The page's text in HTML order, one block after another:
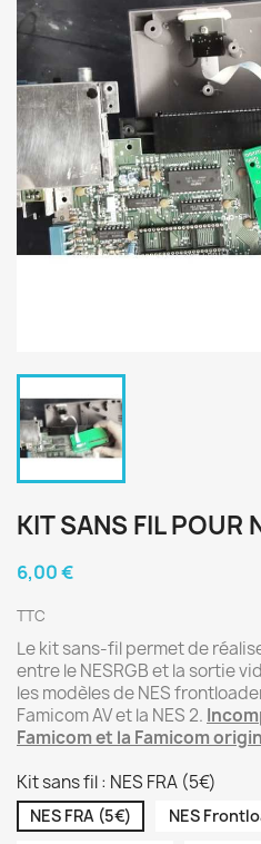
KIT SANS FIL POUR
6,00 €
TTC
Le kit sans-fil permet de
entre le NESRGB et la sortie
les modèles de NES
Famicom AV et la NES 2.
Famicom et la Famicom
Kit sans fil : NES FRA (5€)
NES FRA (5€)
NES